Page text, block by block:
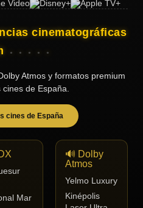
cinematográficas
Atmos y formatos premium
de España.
cines de España
Mar
🔊 Dolby
Atmos
Yelmo Luxury
Kinépolis